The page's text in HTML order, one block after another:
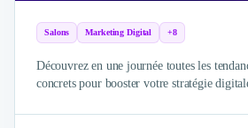
Salons Marketing Digital +8
Découvrez en une journée toutes les
concrets pour booster votre stratégie